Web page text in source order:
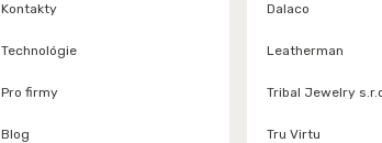
Kontakty
Technológie
Pro firmy
Blog
Dalaco
Leatherman
Tribal Jewelry
Tru Virtu